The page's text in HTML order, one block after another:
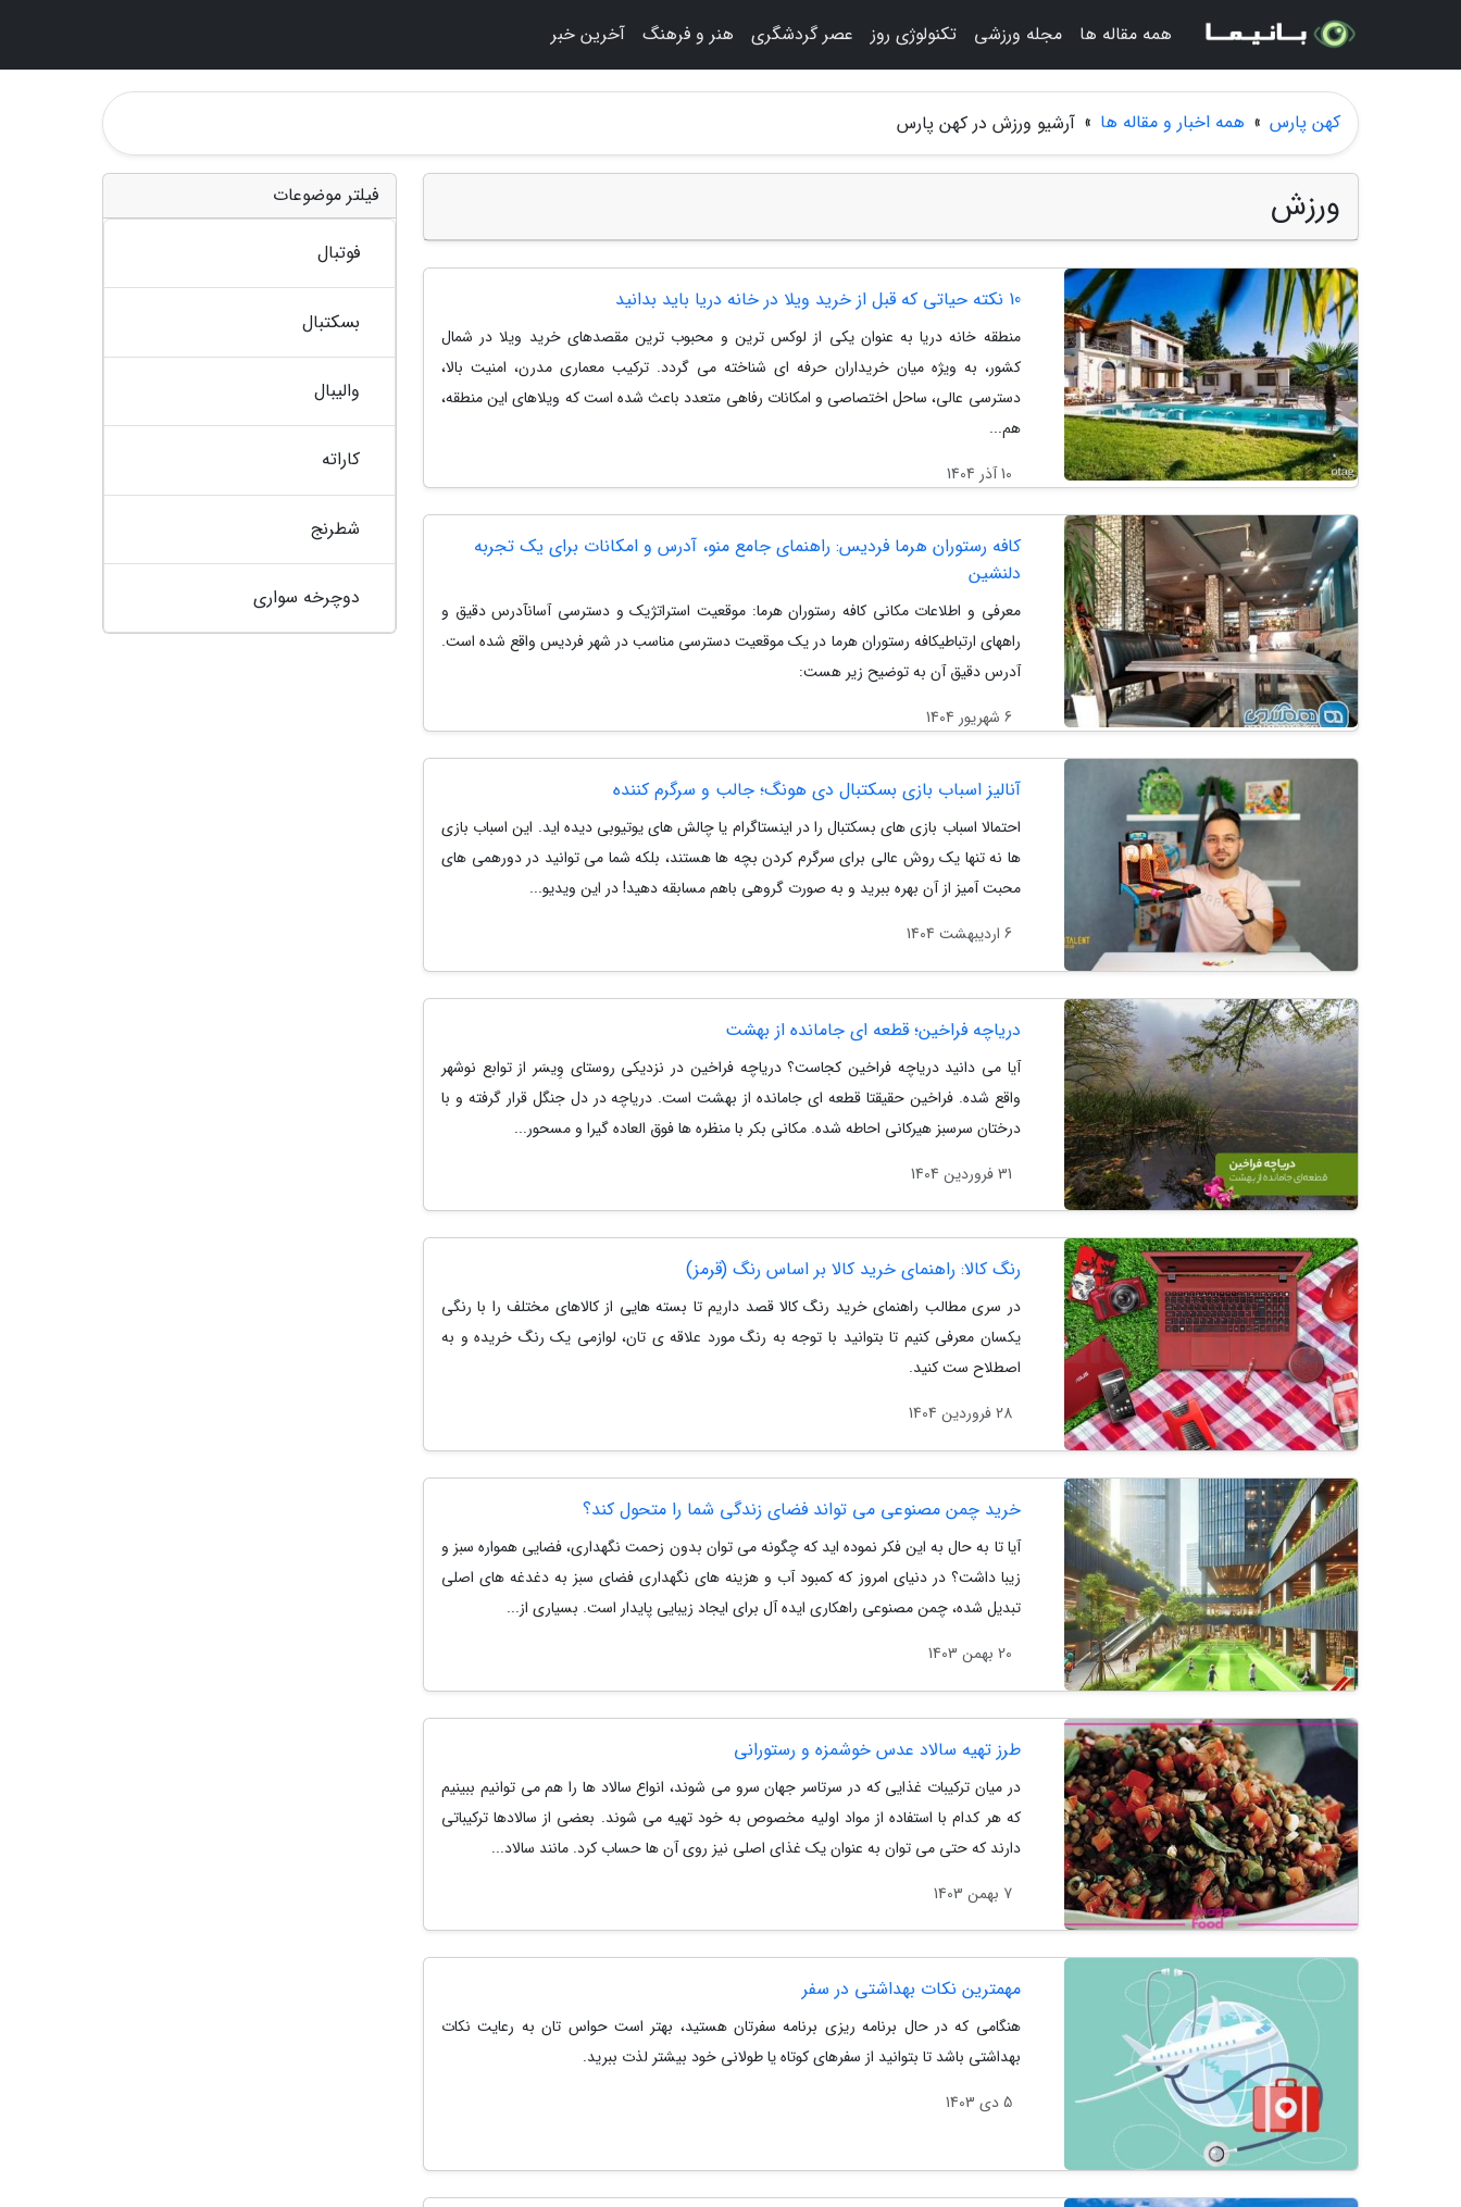
کهن پارس » همه اخبار و مقاله ها » آرشیو ورزش در کهن پارس
ورزش
10 نکته حیاتی که قبل از خرید ویلا در خانه دریا باید بدانید
منطقه خانه دریا به عنوان یکی از لوکس ترین و محبوب ترین مقصدهای خرید ویلا در شمال
کشور، به ویژه میان خریداران حرفه ای شناخته می گردد. ترکیب معماری مدرن، امنیت بالا،
دسترسی عالی، ساحل اختصاصی و امکانات رفاهی متعدد باعث شده است که ویلاهای این منطقه،
هم...
10 آذر 1404
کافه رستوران هرما فردیس: راهنمای جامع منو، آدرس و امکانات برای یک تجربه
دلنشین
معرفی و اطلاعات مکانی کافه رستوران هرما: موقعیت استراتژیک و دسترسی آسانآدرس دقیق و
راههای ارتباطیکافه رستوران هرما در یک موقعیت دسترسی مناسب در شهر فردیس واقع شده است.
آدرس دقیق آن به توضیح زیر هست:
6 شهریور 1404
آنالیز اسباب بازی بسکتبال دی هونگ؛ جالب و سرگرم کننده
احتمالا اسباب بازی های بسکتبال را در اینستاگرام یا چالش های یوتیوبی دیده اید. این اسباب بازی
ها نه تنها یک روش عالی برای سرگرم کردن بچه ها هستند، بلکه شما می توانید در دورهمی های
محبت آمیز از آن بهره ببرید و به صورت گروهی باهم مسابقه دهید! در این ویدیو...
6 اردیبهشت 1404
دریاچه فراخین؛ قطعه ای جامانده از بهشت
آیا می دانید دریاچه فراخین کجاست؟ دریاچه فراخین در نزدیکی روستای وِیسَر از توابع نوشهر
واقع شده. فراخین حقیقتا قطعه ای جامانده از بهشت است. دریاچه در دل جنگل قرار گرفته و با
درختان سر­سبز هیرکانی احاطه شده. مکانی بکر با منظره ها فوق العاده گیرا و مسحور...
31 فروردین 1404
رنگ کالا: راهنمای خرید کالا بر اساس رنگ (قرمز)
در سری مطالب راهنمای خرید رنگ کالا قصد داریم تا بسته هایی از کالاهای مختلف را با رنگی
یکسان معرفی کنیم تا بتوانید با توجه به رنگ مورد علاقه ی تان، لوازمی یک رنگ خریده و به
اصطلاح ست کنید.
28 فروردین 1404
خرید چمن مصنوعی می تواند فضای زندگی شما را متحول کند؟
آیا تا به حال به این فکر نموده اید که چگونه می توان بدون زحمت نگهداری، فضایی همواره سبز و
زیبا داشت؟ در دنیای امروز که کمبود آب و هزینه های نگهداری فضای سبز به دغدغه های اصلی
تبدیل شده، چمن مصنوعی راهکاری ایده آل برای ایجاد زیبایی پایدار است. بسیاری از...
20 بهمن 1403
طرز تهیه سالاد عدس خوشمزه و رستورانی
در میان ترکیبات غذایی که در سرتاسر جهان سرو می شوند، انواع سالاد ها را هم می توانیم ببینیم
که هر کدام با استفاده از مواد اولیه مخصوص به خود تهیه می شوند. بعضی از سالادها ترکیباتی
دارند که حتی می توان به عنوان یک غذای اصلی نیز روی آن­ ها حساب کرد. مانند سالاد...
7 بهمن 1403
مهمترین نکات بهداشتی در سفر
هنگامی که در حال برنامه ریزی برنامه سفرتان هستید، بهتر است حواس تان به رعایت نکات
بهداشتی باشد تا بتوانید از سفرهای کوتاه یا طولانی خود بیشتر لذت ببرید.
5 دی 1403
فیلتر موضوعات
فوتبال
بسکتبال
والیبال
کاراته
شطرنج
دوچرخه سواری
همه مقاله ها مجله ورزشی تکنولوژی روز عصر گردشگری هنر و فرهنگ آخرین خبر